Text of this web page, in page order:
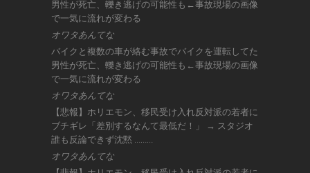
男性が死亡、轢き逃げの可能性も←事故現場の画像
で一気に流れが変わる
オワタあんてな
バイクと複数の車が絡む事故でバイクを運転してた
男性が死亡、轢き逃げの可能性も←事故現場の画像
で一気に流れが変わる
オワタあんてな
【悲報】ホリエモン、移民受け入れ反対派の若者に
ブチギレ「差別するなんて最低だ！」 → スタジオ
誰も反論できず沈黙 ………
オワタあんてな